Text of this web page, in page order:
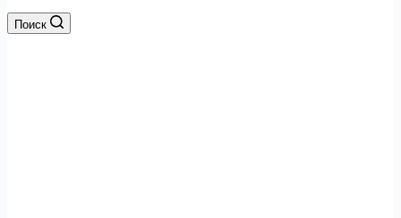
Поиск